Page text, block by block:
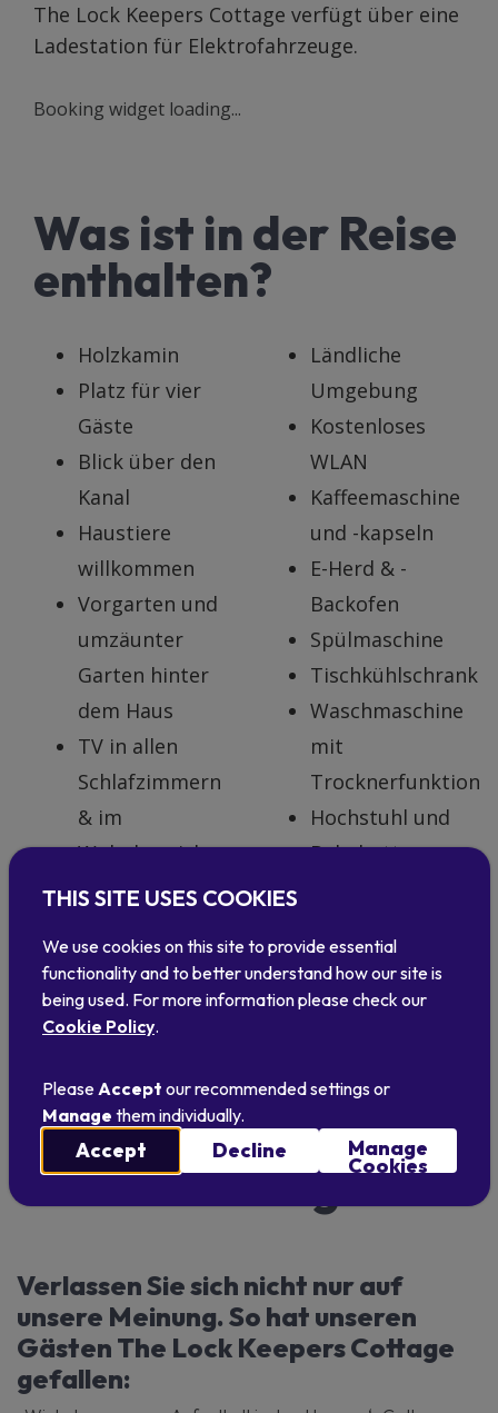
The Lock Keepers Cottage verfügt über eine
Ladestation für Elektrofahrzeuge.
Booking widget loading...
Was ist in der Reise
enthalten?
Holzkamin
Platz für vier
Gäste
Blick über den
Kanal
Haustiere
willkommen
Vorgarten und
umzäunter
Garten hinter
dem Haus
TV in allen
Schlafzimmern
& im
Wohnbereich
Stauraum für
Ländliche
Umgebung
Kostenloses
WLAN
Kaffeemaschine
und -kapseln
E-Herd & -
Backofen
Spülmaschine
Tischkühlschrank
Waschmaschine
mit
Trocknerfunktion
Hochstuhl und
Babybett
Jetzt online buchen
Gästemeinungen
Verlassen Sie sich nicht nur auf
unsere Meinung. So hat unseren
Gästen The Lock Keepers Cottage
gefallen:
THIS SITE USES COOKIES
We use cookies on this site to provide essential
functionality and to better understand how our site is
being used. For more information please check our
Cookie Policy.
Please Accept our recommended settings or
Manage them individually.
Accept Decline Manage
Cookies